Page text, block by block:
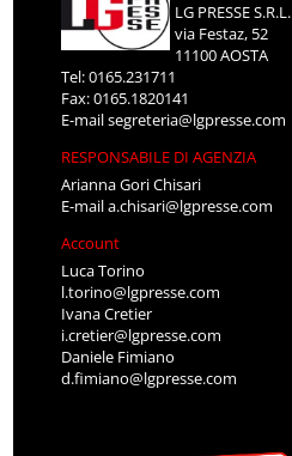
LG PRESSE S.R.L.
via Festaz, 52
11100 AOSTA
Tel: 0165.231711
Fax: 0165.1820141
E-mailsegreteria@lgpresse.com
RESPONSABILE DI AGENZIA
Arianna Gori Chisari
E-maila.chisari@lgpresse.com
Account
Luca Torino
l.torino@lgpresse.com
Ivana Cretier
i.cretier@lgpresse.com
Daniele Fimiano
d.fimiano@lgpresse.com